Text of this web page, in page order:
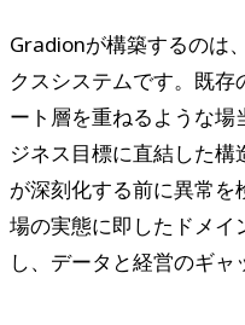
Gradionが構築するのは
クスシステムです。既
ート層を重ねるような
ジネス目標に直結した
が深刻化する前に異常
場の実態に即したドメ
し、データと経営のギャ